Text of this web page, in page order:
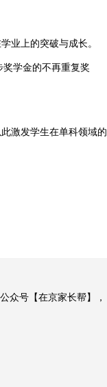
业上的突破与成长。
学金的不再重复奖
激发学生在单科领域的
号【在京家长帮】，